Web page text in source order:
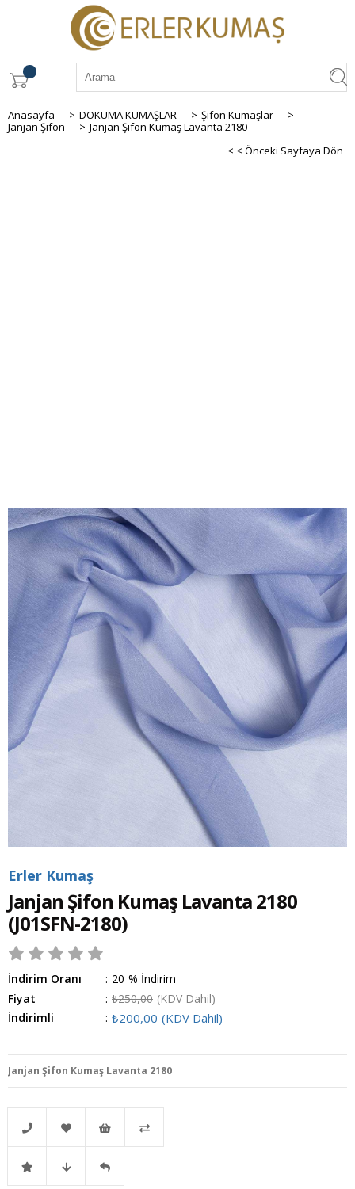
Anasayfa > DOKUMA KUMAŞLAR > Şifon Kumaşlar
>
Janjan Şifon
> Janjan Şifon Kumaş Lavanta 2180
< < Önceki Sayfaya Dön
Erler Kumaş
Janjan Şifon Kumaş Lavanta 2180
(J01SFN-2180)
İndirim Oranı : %
20
İndirim
Fiyat
: ₺250,00 (KDV Dahil)
İndirimli
: ₺200,00 (KDV Dahil)
Janjan Şifon Kumaş Lavanta 2180
Telefonla Favorilere İstek